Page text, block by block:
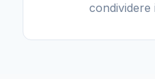
condividere